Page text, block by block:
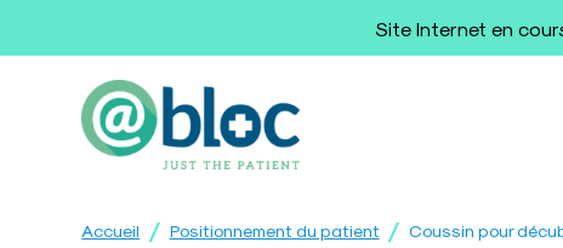
Site Internet en
Accueil / Positionnement du patient / Coussin pour